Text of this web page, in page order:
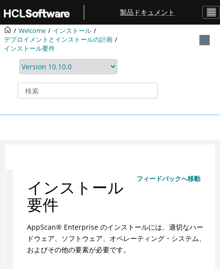
メインコンテンツにジャンプ
製品ドキュメント
Welcome
インストール
デプロイメントとインストールの計画
インストール要件
フィードバックへ移動
インストール
要件
AppScan® Enterprise のインストールには、適切なハー
ドウェア、ソフトウェア、オペレーティング・システム、
およびその他の要素が必要です。